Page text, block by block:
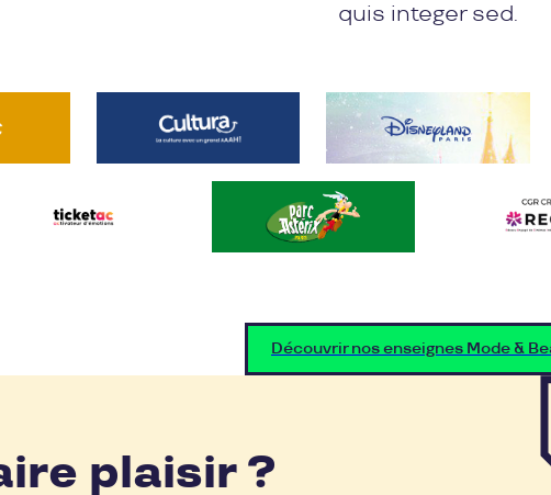
quis integer sed.
Découvrir nos enseignes Mode &
plaisir ?